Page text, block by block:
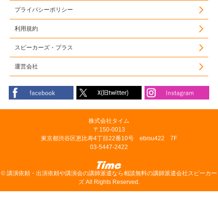
プライバシーポリシー
利用規約
スピーカーズ・プラス
運営会社
株式会社タイム
〒150-0013
東京都渋谷区恵比寿4丁目22番10号 ebisu422 7F
03-5447-2422
© 講演依頼・出演依頼や講演会の講師派遣なら相談無料の講師派遣会社スピーカー
ズ All Rights Reserved.